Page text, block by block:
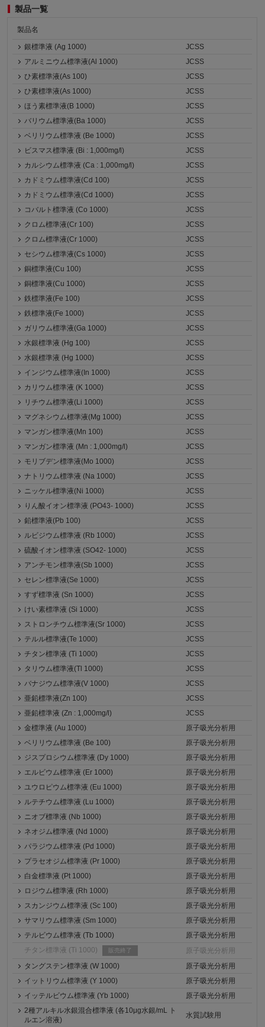
製品一覧
製品名
銀標準液 (Ag 1000)
JCSS
アルミニウム標準液(Al 1000)
JCSS
ひ素標準液(As 100)
JCSS
ひ素標準液(As 1000)
JCSS
ほう素標準液(B 1000)
JCSS
バリウム標準液(Ba 1000)
JCSS
ベリリウム標準液 (Be 1000)
JCSS
ビスマス標準液 (Bi : 1,000mg/l)
JCSS
カルシウム標準液 (Ca : 1,000mg/l)
JCSS
カドミウム標準液(Cd 100)
JCSS
カドミウム標準液(Cd 1000)
JCSS
コバルト標準液 (Co 1000)
JCSS
クロム標準液(Cr 100)
JCSS
クロム標準液(Cr 1000)
JCSS
セシウム標準液(Cs 1000)
JCSS
銅標準液(Cu 100)
JCSS
銅標準液(Cu 1000)
JCSS
鉄標準液(Fe 100)
JCSS
鉄標準液(Fe 1000)
JCSS
ガリウム標準液(Ga 1000)
JCSS
水銀標準液 (Hg 100)
JCSS
水銀標準液 (Hg 1000)
JCSS
インジウム標準液(In 1000)
JCSS
カリウム標準液 (K 1000)
JCSS
リチウム標準液(Li 1000)
JCSS
マグネシウム標準液(Mg 1000)
JCSS
マンガン標準液(Mn 100)
JCSS
マンガン標準液 (Mn : 1,000mg/l)
JCSS
モリブデン標準液(Mo 1000)
JCSS
ナトリウム標準液 (Na 1000)
JCSS
ニッケル標準液(Ni 1000)
JCSS
りん酸イオン標準液 (PO43- 1000)
JCSS
鉛標準液(Pb 100)
JCSS
ルビジウム標準液 (Rb 1000)
JCSS
硫酸イオン標準液 (SO42- 1000)
JCSS
アンチモン標準液(Sb 1000)
JCSS
セレン標準液(Se 1000)
JCSS
すず標準液 (Sn 1000)
JCSS
けい素標準液 (Si 1000)
JCSS
ストロンチウム標準液(Sr 1000)
JCSS
テルル標準液(Te 1000)
JCSS
チタン標準液 (Ti 1000)
JCSS
タリウム標準液(Tl 1000)
JCSS
バナジウム標準液(V 1000)
JCSS
亜鉛標準液(Zn 100)
JCSS
亜鉛標準液 (Zn : 1,000mg/l)
JCSS
金標準液 (Au 1000)
原子吸光分析用
ベリリウム標準液 (Be 100)
原子吸光分析用
ジスプロシウム標準液 (Dy 1000)
原子吸光分析用
エルビウム標準液 (Er 1000)
原子吸光分析用
ユウロピウム標準液 (Eu 1000)
原子吸光分析用
ルテチウム標準液 (Lu 1000)
原子吸光分析用
ニオブ標準液 (Nb 1000)
原子吸光分析用
ネオジム標準液 (Nd 1000)
原子吸光分析用
パラジウム標準液 (Pd 1000)
原子吸光分析用
プラセオジム標準液 (Pr 1000)
原子吸光分析用
白金標準液 (Pt 1000)
原子吸光分析用
ロジウム標準液 (Rh 1000)
原子吸光分析用
スカンジウム標準液 (Sc 100)
原子吸光分析用
サマリウム標準液 (Sm 1000)
原子吸光分析用
テルビウム標準液 (Tb 1000)
原子吸光分析用
チタン標準液 (Ti 1000)
販売終了
原子吸光分析用
タングステン標準液 (W 1000)
原子吸光分析用
イットリウム標準液 (Y 1000)
原子吸光分析用
イッテルビウム標準液 (Yb 1000)
原子吸光分析用
2種アルキル水銀混合標準液 (各10μg水銀/mL ト
ルエン溶液)
水質試験用